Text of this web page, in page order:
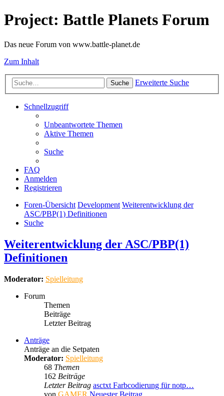
Project: Battle Planets Forum
Das neue Forum von www.battle-planet.de
Zum Inhalt
Suche Erweiterte Suche
Schnellzugriff
Unbeantwortete Themen
Aktive Themen
Suche
FAQ
Anmelden
Registrieren
Foren-Übersicht Development Weiterentwicklung der
ASC/PBP(1) Definitionen
Suche
Weiterentwicklung der ASC/PBP(1)
Definitionen
Moderator: Spielleitung
Forum
Themen
Beiträge
Letzter Beitrag
Anträge
Anträge an die Setpaten
Moderator: Spielleitung
68 Themen
162 Beiträge
Letzter Beitrag asctxt Farbcodierung für notp…